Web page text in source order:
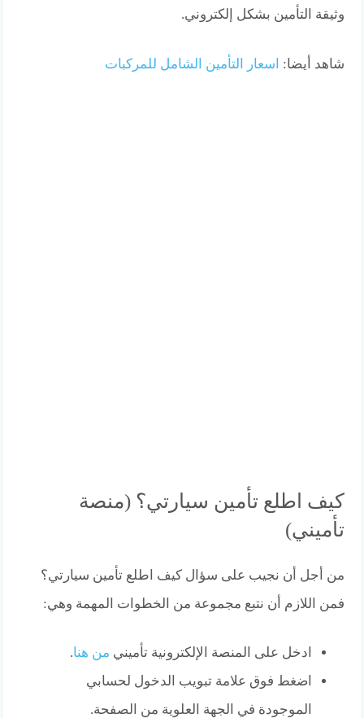
وثيقة التأمين بشكل إلكتروني.
شاهد أيضا: اسعار التأمين الشامل للمركبات
كيف اطلع تأمين سيارتي؟ (منصة
تأميني)
من أجل أن نجيب على سؤال كيف اطلع تأمين سيارتي؟
فمن اللازم أن نتبع مجموعة من الخطوات المهمة وهي:
ادخل على المنصة الإلكترونية تأميني من هنا.
اضغط فوق علامة تبويب الدخول لحسابي
الموجودة في الجهة العلوية من الصفحة.